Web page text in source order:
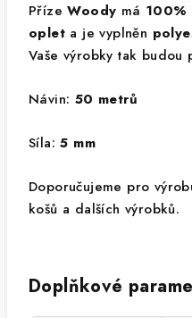
PřízeWoody má 100%
oplet a je vyplněn
Vaše výrobky tak budou
Návin: 50 metrů
Síla:5 mm
Doporučujeme pro
košů a dalších výrobků.
Doplňkové